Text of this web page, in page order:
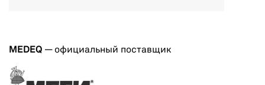
MEDEQ — официальный поставщик